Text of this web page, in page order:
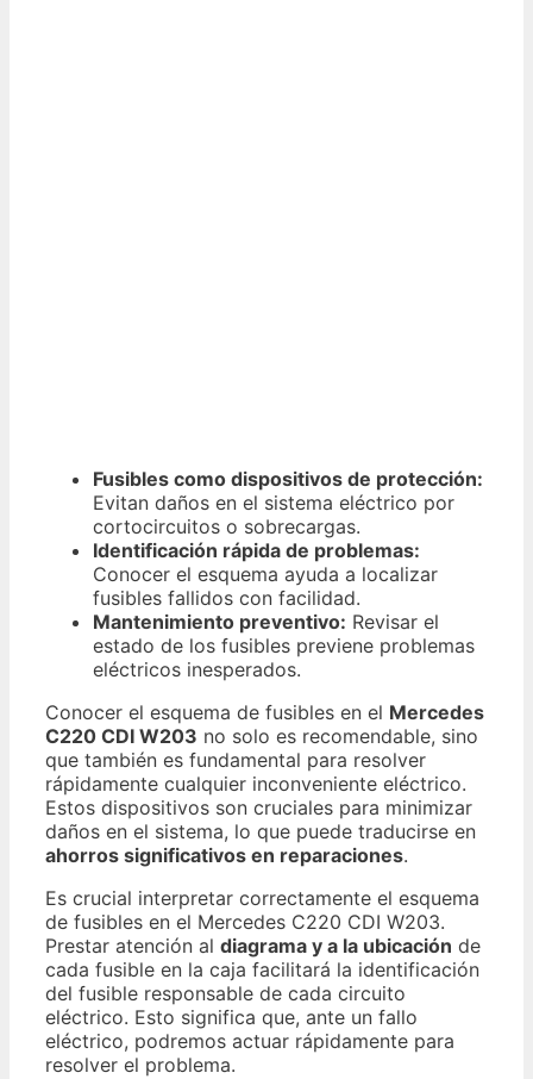
Fusibles como dispositivos de protección:
Evitan daños en el sistema eléctrico por
cortocircuitos o sobrecargas.
Identificación rápida de problemas:
Conocer el esquema ayuda a localizar
fusibles fallidos con facilidad.
Mantenimiento preventivo: Revisar el
estado de los fusibles previene problemas
eléctricos inesperados.
Conocer el esquema de fusibles en el Mercedes
C220 CDI W203 no solo es recomendable, sino
que también es fundamental para resolver
rápidamente cualquier inconveniente eléctrico.
Estos dispositivos son cruciales para minimizar
daños en el sistema, lo que puede traducirse en
ahorros significativos en reparaciones.
Es crucial interpretar correctamente el esquema
de fusibles en el Mercedes C220 CDI W203.
Prestar atención al diagrama y a la ubicación de
cada fusible en la caja facilitará la identificación
del fusible responsable de cada circuito
eléctrico. Esto significa que, ante un fallo
eléctrico, podremos actuar rápidamente para
resolver el problema.